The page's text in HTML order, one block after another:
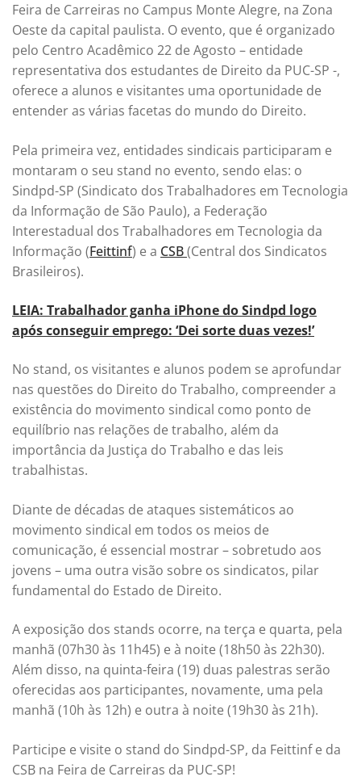
Feira de Carreiras no Campus Monte Alegre, na Zona
Oeste da capital paulista. O evento, que é organizado
pelo Centro Acadêmico 22 de Agosto – entidade
representativa dos estudantes de Direito da PUC-SP -,
oferece a alunos e visitantes uma oportunidade de
entender as várias facetas do mundo do Direito.
Pela primeira vez, entidades sindicais participaram e
montaram o seu stand no evento, sendo elas: o
Sindpd-SP (Sindicato dos Trabalhadores em Tecnologia
da Informação de São Paulo), a Federação
Interestadual dos Trabalhadores em Tecnologia da
Informação (Feittinf) e a CSB(Central dos Sindicatos
Brasileiros).
LEIA: Trabalhador ganha iPhone do Sindpd logo
após conseguir emprego: ‘Dei sorte duas vezes!’
No stand, os visitantes e alunos podem se aprofundar
nas questões do Direito do Trabalho, compreender a
existência do movimento sindical como ponto de
equilíbrio nas relações de trabalho, além da
importância da Justiça do Trabalho e das leis
trabalhistas.
Diante de décadas de ataques sistemáticos ao
movimento sindical em todos os meios de
comunicação, é essencial mostrar – sobretudo aos
jovens – uma outra visão sobre os sindicatos, pilar
fundamental do Estado de Direito.
A exposição dos stands ocorre, na terça e quarta, pela
manhã (07h30 às 11h45) e à noite (18h50 às 22h30).
Além disso, na quinta-feira (19) duas palestras serão
oferecidas aos participantes, novamente, uma pela
manhã (10h às 12h) e outra à noite (19h30 às 21h).
Participe e visite o stand do Sindpd-SP, da Feittinf e da
CSB na Feira de Carreiras da PUC-SP!